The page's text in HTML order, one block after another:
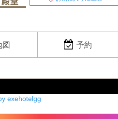
図 予約
exehotelgg